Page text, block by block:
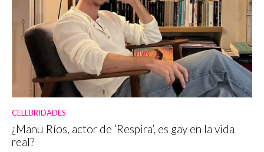
CELEBRIDADES
¿Manu Ríos, actor de ‘Respira’, es gay en la vida
real?